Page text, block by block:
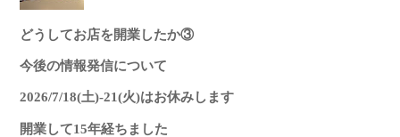
どうしてお店を開業したか③
今後の情報発信について
2026/7/18(土)-21(火)はお休みします
開業して15年経ちました